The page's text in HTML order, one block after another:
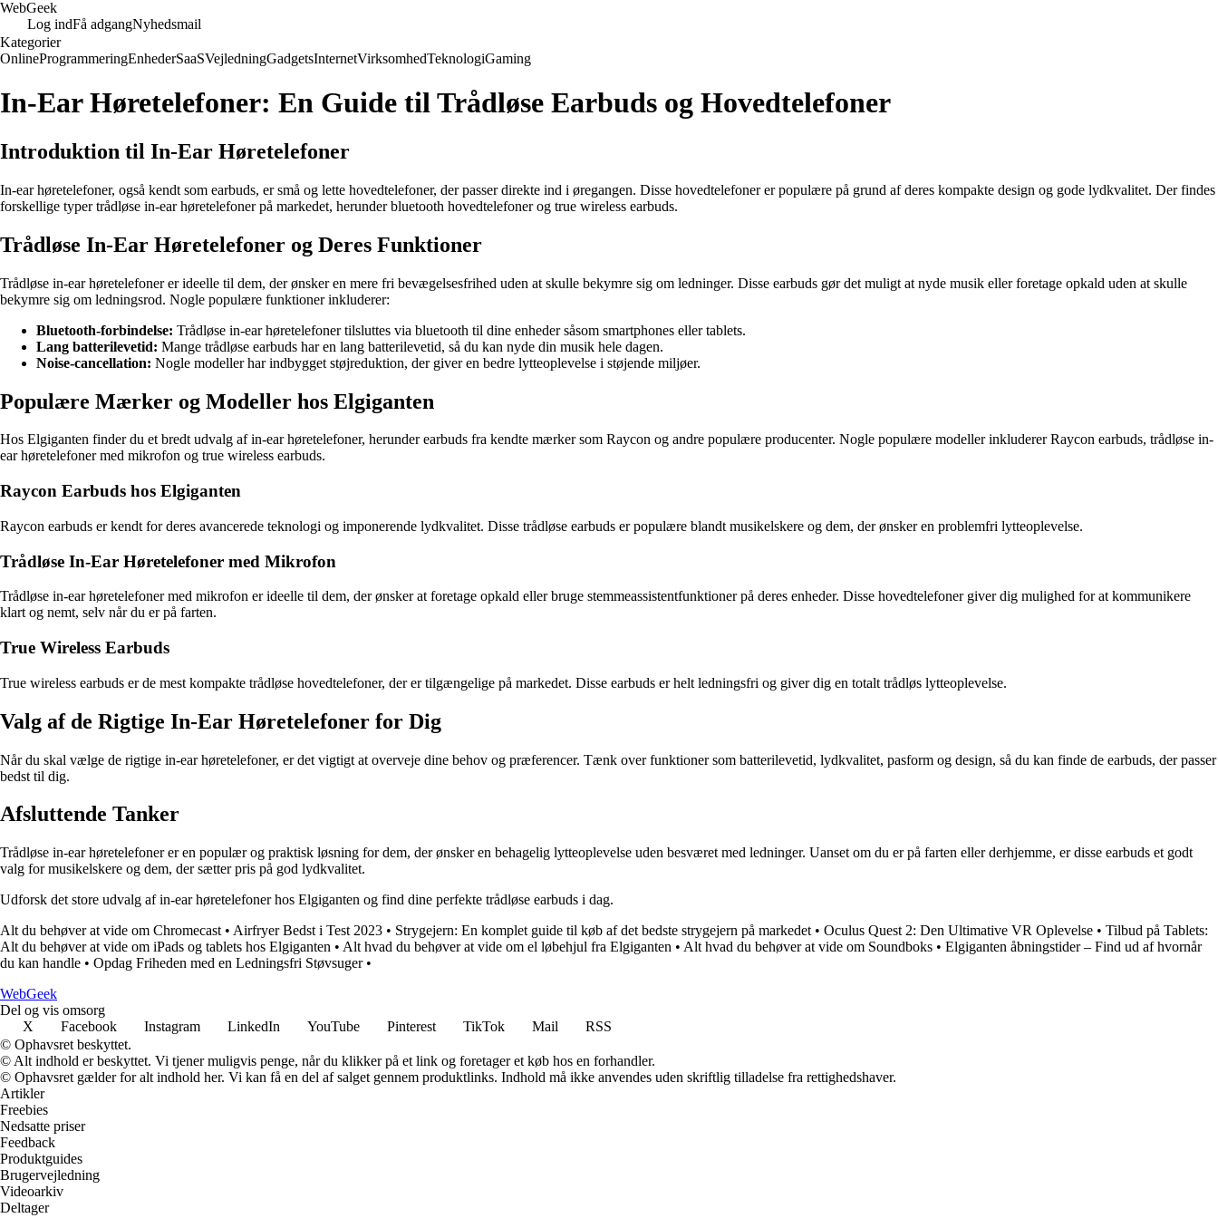
WebGeek
Log indFå adgangNyhedsmail
Kategorier
OnlineProgrammeringEnhederSaaSVejledningGadgetsInternetVirksomhedTeknologiGaming
In-Ear Høretelefoner: En Guide til Trådløse Earbuds og Hovedtelefoner
Introduktion til In-Ear Høretelefoner
In-ear høretelefoner, også kendt som earbuds, er små og lette hovedtelefoner, der passer direkte ind i øregangen. Disse hovedtelefoner er populære på grund af deres kompakte design og gode lydkvalitet. Der findes
forskellige typer trådløse in-ear høretelefoner på markedet, herunder bluetooth hovedtelefoner og true wireless earbuds.
Trådløse In-Ear Høretelefoner og Deres Funktioner
Trådløse in-ear høretelefoner er ideelle til dem, der ønsker en mere fri bevægelsesfrihed uden at skulle bekymre sig om ledninger. Disse earbuds gør det muligt at nyde musik eller foretage opkald uden at skulle
bekymre sig om ledningsrod. Nogle populære funktioner inkluderer:
Bluetooth-forbindelse: Trådløse in-ear høretelefoner tilsluttes via bluetooth til dine enheder såsom smartphones eller tablets.
Lang batterilevetid: Mange trådløse earbuds har en lang batterilevetid, så du kan nyde din musik hele dagen.
Noise-cancellation: Nogle modeller har indbygget støjreduktion, der giver en bedre lytteoplevelse i støjende miljøer.
Populære Mærker og Modeller hos Elgiganten
Hos Elgiganten finder du et bredt udvalg af in-ear høretelefoner, herunder earbuds fra kendte mærker som Raycon og andre populære producenter. Nogle populære modeller inkluderer Raycon earbuds, trådløse in-
ear høretelefoner med mikrofon og true wireless earbuds.
Raycon Earbuds hos Elgiganten
Raycon earbuds er kendt for deres avancerede teknologi og imponerende lydkvalitet. Disse trådløse earbuds er populære blandt musikelskere og dem, der ønsker en problemfri lytteoplevelse.
Trådløse In-Ear Høretelefoner med Mikrofon
Trådløse in-ear høretelefoner med mikrofon er ideelle til dem, der ønsker at foretage opkald eller bruge stemmeassistentfunktioner på deres enheder. Disse hovedtelefoner giver dig mulighed for at kommunikere
klart og nemt, selv når du er på farten.
True Wireless Earbuds
True wireless earbuds er de mest kompakte trådløse hovedtelefoner, der er tilgængelige på markedet. Disse earbuds er helt ledningsfri og giver dig en totalt trådløs lytteoplevelse.
Valg af de Rigtige In-Ear Høretelefoner for Dig
Når du skal vælge de rigtige in-ear høretelefoner, er det vigtigt at overveje dine behov og præferencer. Tænk over funktioner som batterilevetid, lydkvalitet, pasform og design, så du kan finde de earbuds, der passer
bedst til dig.
Afsluttende Tanker
Trådløse in-ear høretelefoner er en populær og praktisk løsning for dem, der ønsker en behagelig lytteoplevelse uden besværet med ledninger. Uanset om du er på farten eller derhjemme, er disse earbuds et godt
valg for musikelskere og dem, der sætter pris på god lydkvalitet.
Udforsk det store udvalg af in-ear høretelefoner hos Elgiganten og find dine perfekte trådløse earbuds i dag.
Alt du behøver at vide om Chromecast • Airfryer Bedst i Test 2023 • Strygejern: En komplet guide til køb af det bedste strygejern på markedet • Oculus Quest 2: Den Ultimative VR Oplevelse • Tilbud på Tablets:
Alt du behøver at vide om iPads og tablets hos Elgiganten • Alt hvad du behøver at vide om el løbehjul fra Elgiganten • Alt hvad du behøver at vide om Soundboks • Elgiganten åbningstider – Find ud af hvornår
du kan handle • Opdag Friheden med en Ledningsfri Støvsuger•
WebGeek
Del og vis omsorg
X
Facebook Instagram LinkedIn YouTube Pinterest TikTok Mail
RSS
© Ophavsret beskyttet.
© Alt indhold er beskyttet. Vi tjener muligvis penge, når du klikker på et link og foretager et køb hos en forhandler.
© Ophavsret gælder for alt indhold her. Vi kan få en del af salget gennem produktlinks. Indhold må ikke anvendes uden skriftlig tilladelse fra rettighedshaver.
Artikler
Freebies
Nedsatte priser
Feedback
Produktguides
Brugervejledning
Videoarkiv
Deltager